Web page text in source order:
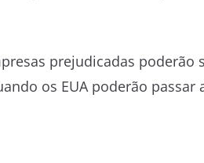
prejudicadas
os EUA poderão